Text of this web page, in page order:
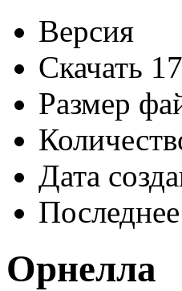
Версия
Скачать
Размер
Дата
Орнелла